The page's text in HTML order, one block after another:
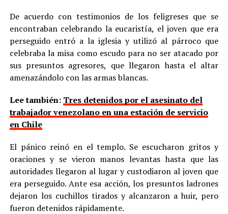
De acuerdo con testimonios de los feligreses que se
encontraban celebrando la eucaristía, el joven que era
perseguido entró a la iglesia y utilizó al párroco que
celebraba la misa como escudo para no ser atacado por
sus presuntos agresores, que llegaron hasta el altar
amenazándolo con las armas blancas.
Lee también: Tres detenidos por el asesinato del
trabajador venezolano en una estación de servicio
en Chile
El pánico reinó en el templo. Se escucharon gritos y
oraciones y se vieron manos levantas hasta que las
autoridades llegaron al lugar y custodiaron al joven que
era perseguido. Ante esa acción, los presuntos ladrones
dejaron los cuchillos tirados y alcanzaron a huir, pero
fueron detenidos rápidamente.